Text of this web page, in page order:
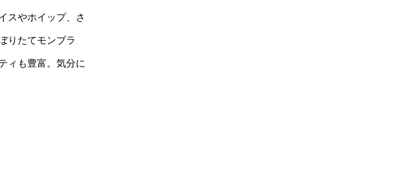
スやホイップ、さ
りたてモンブラ
ィも豊富。気分に